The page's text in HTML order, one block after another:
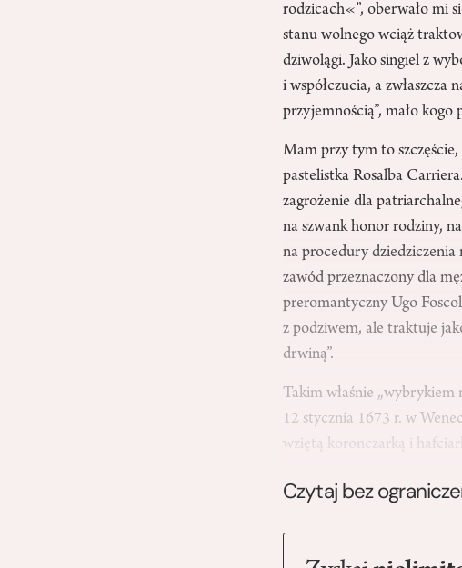
rodzicach«”, oberwało mi
stanu wolnego wciąż
dziwolągi. Jako singiel z
i współczucia, a
przyjemnością”, mało kogo
Mam przy tym to
pastelistka Rosalba
zagrożenie dla
na szwank honor rodziny,
na procedury dziedziczenia
zawód przeznaczony dla
preromantyczny Ugo
z podziwem, ale traktuje
drwiną”.
Takim właśnie „wybrykiem
12 stycznia 1673 r. w
wziętą koronczarką i
Czytaj bez